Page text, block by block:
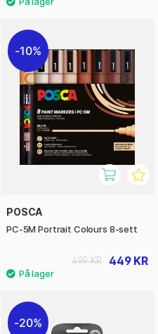
10%
POSCA
PC-5M Portrait Colours 8-sett
449 KR
499 KR
20%